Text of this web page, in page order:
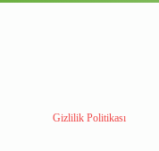
Gizlilik Politikası